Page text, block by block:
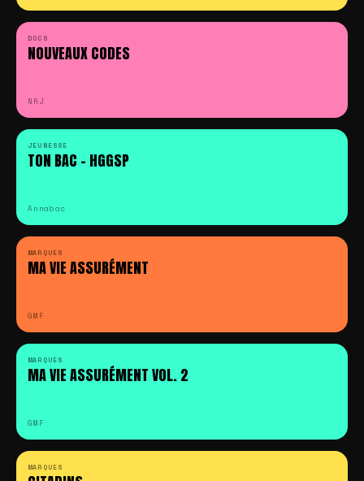
DOCS
NOUVEAUX CODES
NRJ
JEUNESSE
TON BAC – HGGSP
Annabac
MARQUES
MA VIE ASSURÉMENT
GMF
MARQUES
MA VIE ASSURÉMENT VOL. 2
GMF
MARQUES